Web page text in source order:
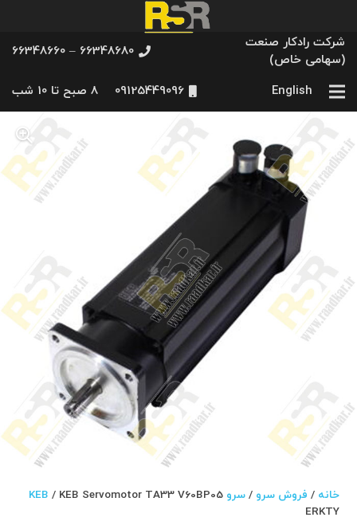
شرکت رادکار صنعت
(سهامی خاص)
66348680 – 66348660
English
09125449096 8 صبح تا 10 شب
خانه / فروش سرو /سرو KEB/ KEB Servomotor TA33 V60BP05
ERKTY